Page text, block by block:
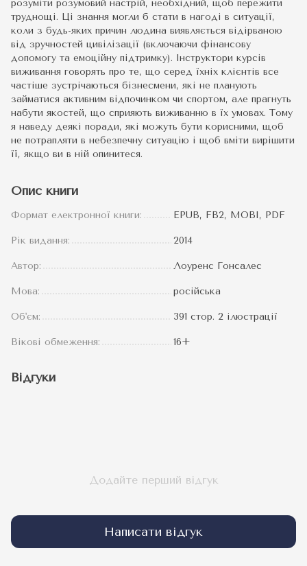
розуміти розумовий настрій, необхідний, щоб пережити
труднощі. Ці знання могли б стати в нагоді в ситуації,
коли з будь-яких причин людина виявляється відірваною
від зручностей цивілізації (включаючи фінансову
допомогу та емоційну підтримку). Інструктори курсів
виживання говорять про те, що серед їхніх клієнтів все
частіше зустрічаються бізнесмени, які не планують
займатися активним відпочинком чи спортом, але прагнуть
набути якостей, що сприяють виживанню в їх умовах. Тому
я наведу деякі поради, які можуть бути корисними, щоб
не потрапляти в небезпечну ситуацію і щоб вміти вирішити
її, якщо ви в ній опинитеся.
Опис книги
Формат електронної книги: EPUB, FB2, MOBI, PDF
Рік видання: 2014
Автор: Лоуренс Гонсалес
Мова: російська
Об'єм: 391 стор. 2 ілюстрації
Вікові обмеження: 16+
Відгуки
Додайте перший відгук
Написати відгук